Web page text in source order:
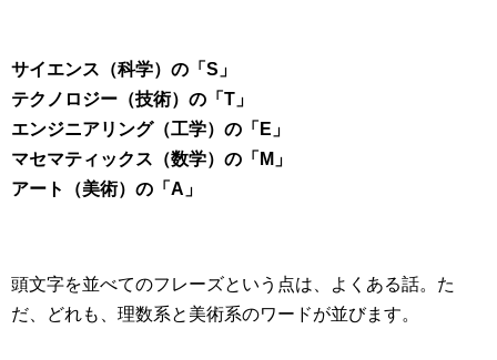
サイエンス（科学）の「S」
テクノロジー（技術）の「T」
エンジニアリング（工学）の「E」
マセマティックス（数学）の「M」
アート（美術）の「A」
頭文字を並べてのフレーズという点は、よくある話。た
だ、どれも、理数系と美術系のワードが並びます。